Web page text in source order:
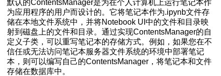
默认的ContentsManager是为在个人计算机上运行笔记本作
为应用程序的用户而设计的。它将笔记本作为.ipynb文件存
储在本地文件系统中，并将Notebook UI中的文件和目录映
射到磁盘上的文件和目录。通过实现ContentsManager的自
定义子类，可以重写笔记本的存储方式。例如，如果您在不
信任或无法访问笔记本服务器文件系统的环境中部署笔记
本，则可以编写自己的ContentsManager，将笔记本和文件
存储在数据库中。